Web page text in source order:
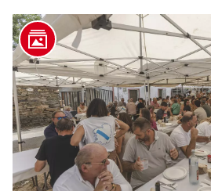
CANEDO
Un herido en la colisión entre
entrada a las termas de